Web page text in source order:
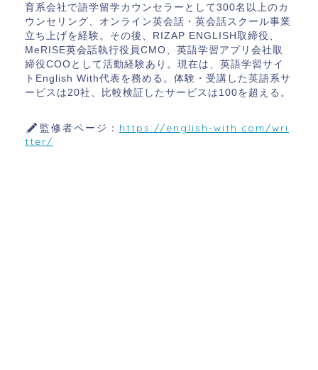
育系会社で語学留学カウンセラーとして300名以上のカ
ウンセリング、オンライン英会話・英会話スクール事業
立ち上げを経験。その後、RIZAP ENGLISH取締役、
MeRISE英会話執行役員CMO、英語学習アプリ会社取
締役COOとして活動経験あり。現在は、英語学習サイ
トEnglish With代表を務める。体験・受講した英語系サ
ービスは20社、比較検証したサービスは100を超える。
監修者ページ： https://english-with.com/wri
tter/